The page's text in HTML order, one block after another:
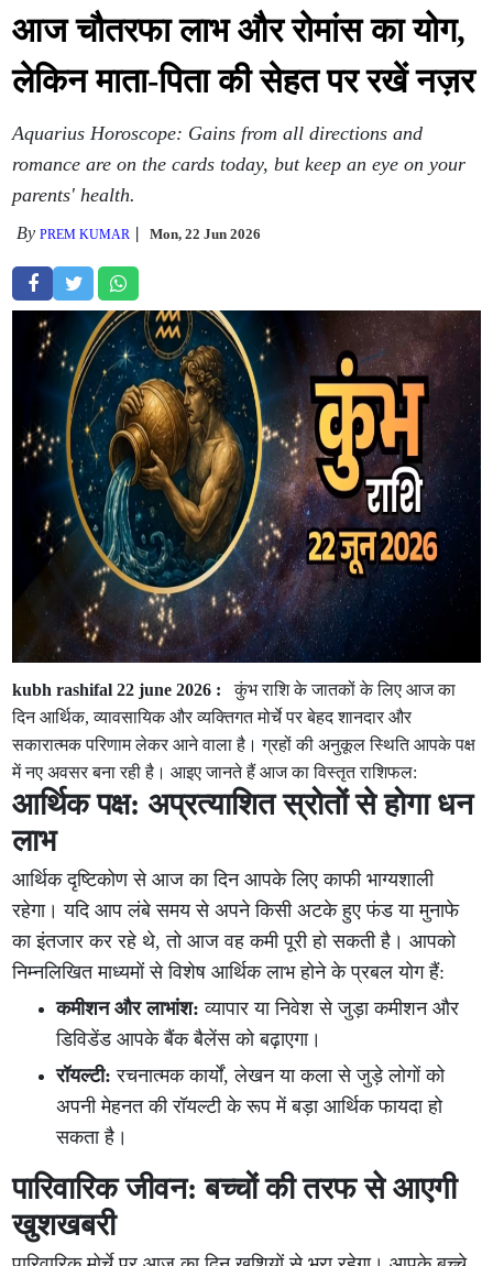
आज चौतरफा लाभ और रोमांस का योग,
लेकिन माता-पिता की सेहत पर रखें नज़र
Aquarius Horoscope: Gains from all directions and
romance are on the cards today, but keep an eye on your
parents' health.
ByPREM KUMAR Mon, 22 Jun 2026
kubh rashifal 22 june 2026 :
कुंभ राशि के जातकों के लिए आज का
दिन आर्थिक, व्यावसायिक और व्यक्तिगत मोर्चे पर बेहद शानदार और
सकारात्मक परिणाम लेकर आने वाला है। ग्रहों की अनुकूल स्थिति आपके पक्ष
में नए अवसर बना रही है। आइए जानते हैं आज का विस्तृत राशिफल:
आर्थिक पक्ष: अप्रत्याशित स्रोतों से होगा धन
लाभ
आर्थिक दृष्टिकोण से आज का दिन आपके लिए काफी भाग्यशाली
रहेगा। यदि आप लंबे समय से अपने किसी अटके हुए फंड या मुनाफे
का इंतजार कर रहे थे, तो आज वह कमी पूरी हो सकती है। आपको
निम्नलिखित माध्यमों से विशेष आर्थिक लाभ होने के प्रबल योग हैं:
कमीशन और लाभांश: व्यापार या निवेश से जुड़ा कमीशन और
डिविडेंड आपके बैंक बैलेंस को बढ़ाएगा।
रॉयल्टी: रचनात्मक कार्यों, लेखन या कला से जुड़े लोगों को
अपनी मेहनत की रॉयल्टी के रूप में बड़ा आर्थिक फायदा हो
सकता है।
पारिवारिक जीवन: बच्चों की तरफ से आएगी
खुशखबरी